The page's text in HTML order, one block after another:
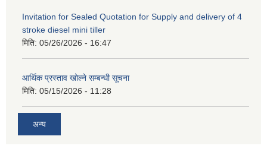
Invitation for Sealed Quotation for Supply and delivery of 4
stroke diesel mini tiller
मिति: 05/26/2026 - 16:47
आर्थिक प्रस्ताव खोल्ने सम्बन्धी सूचना
मिति: 05/15/2026 - 11:28
अन्य